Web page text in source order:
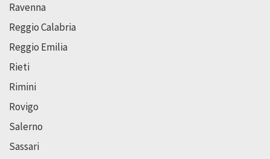
Ravenna
Reggio Calabria
Reggio Emilia
Rieti
Rimini
Rovigo
Salerno
Sassari